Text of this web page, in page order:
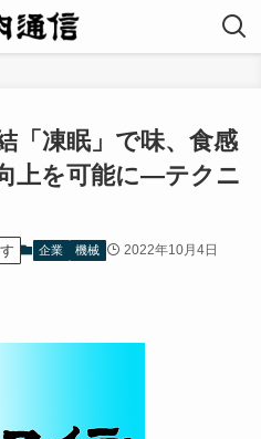
「凍眠」で味、食感
上を可能に—テクニ
企業 機械 2022年10月4日